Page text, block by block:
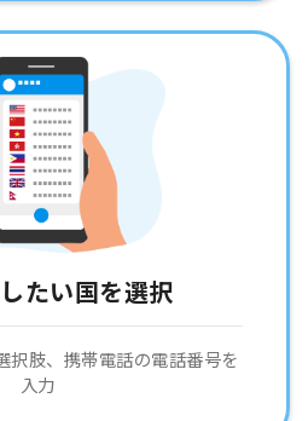
たい国を選択
択肢、携帯電話の電話番号を
入力